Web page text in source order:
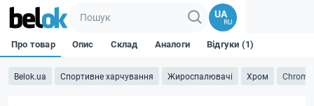
UA
RU
Belok.ua Спортивне харчування Жироспалювачі Хром
Про товар Опис Склад Аналоги Відгуки (1)